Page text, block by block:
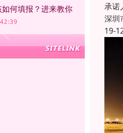
何填报？进来教你
承诺
深圳
19-